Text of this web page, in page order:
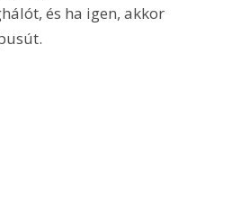
és ha igen, akkor